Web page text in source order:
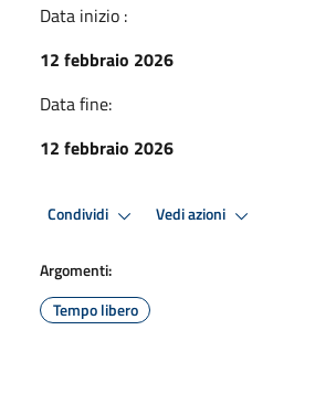
Data inizio :
12 febbraio 2026
Data fine:
12 febbraio 2026
Condividi Vedi azioni
Argomenti:
Tempo libero